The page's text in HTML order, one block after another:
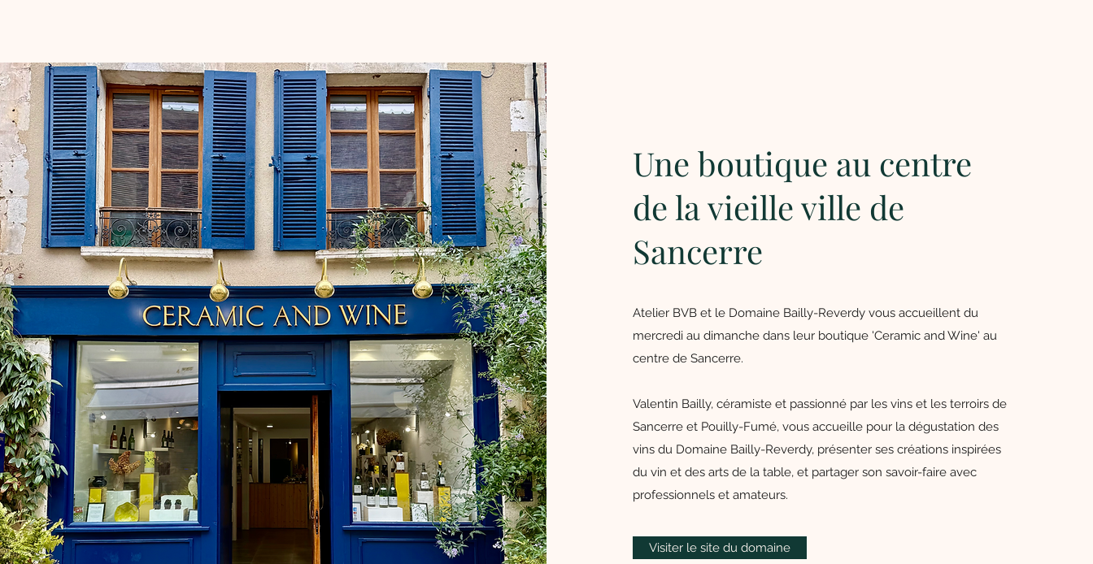
Une boutique au centre
de la vieille ville de
Sancerre
Atelier BVB et le Domaine Bailly-Reverdy vous accueillent du
mercredi au dimanche dans leur boutique 'Ceramic and Wine' au
centre de Sancerre.
Valentin Bailly, céramiste et passionné par les vins et les terroirs de
Sancerre et Pouilly-Fumé, vous accueille pour la dégustation des
vins du Domaine Bailly-Reverdy, présenter ses créations inspirées
du vin et des arts de la table, et partager son savoir-faire avec
professionnels et amateurs.
Visiter le site du domaine